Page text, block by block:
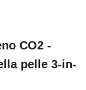
CO2 -
pelle 3-in-